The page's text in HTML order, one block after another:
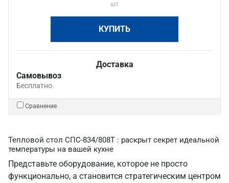
шт
КУПИТЬ
Доставка
Самовывоз
Бесплатно.
Сравнение
Тепловой стол СПС-834/808Т : раскрыт секрет идеальной
температуры на вашей кухне
Представьте оборудование, которое не просто
функционально, а становится стратегическим центром